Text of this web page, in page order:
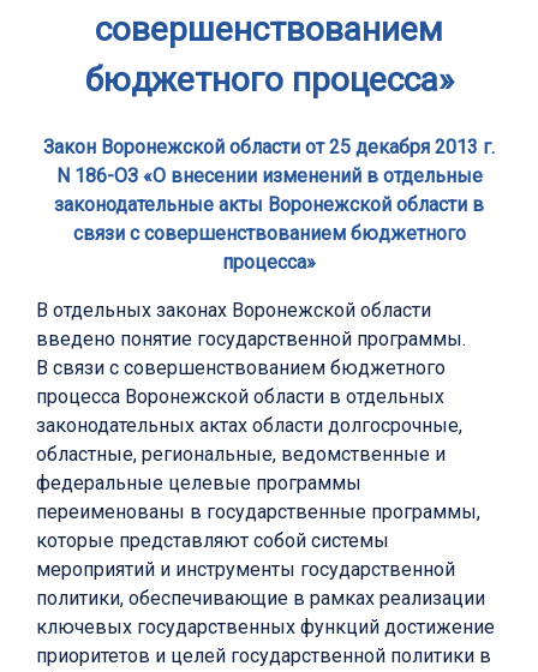
совершенствованием
бюджетного процесса»
Закон Воронежской области от 25 декабря 2013 г.
N 186-ОЗ «О внесении изменений в отдельные
законодательные акты Воронежской области в
связи с совершенствованием бюджетного
процесса»
В отдельных законах Воронежской области
введено понятие государственной программы.
В связи с совершенствованием бюджетного
процесса Воронежской области в отдельных
законодательных актах области долгосрочные,
областные, региональные, ведомственные и
федеральные целевые программы
переименованы в государственные программы,
которые представляют собой системы
мероприятий и инструменты государственной
политики, обеспечивающие в рамках реализации
ключевых государственных функций достижение
приоритетов и целей государственной политики в